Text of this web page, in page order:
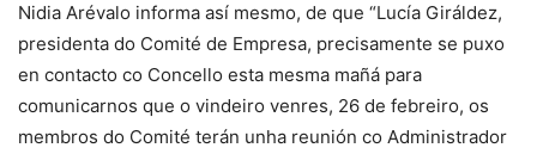
Nidia Arévalo informa así mesmo, de que “Lucía Giráldez,
presidenta do Comité de Empresa, precisamente se puxo
en contacto co Concello esta mesma mañá para
comunicarnos que o vindeiro venres, 26 de febreiro, os
membros do Comité terán unha reunión co Administrador